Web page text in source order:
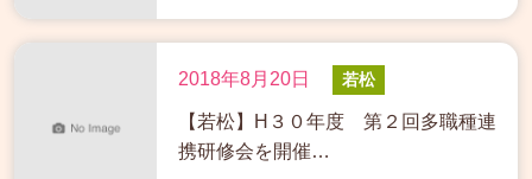
2018年8月20日 若松
【若松】H３０年度 第２回多職種連
携研修会を開催…